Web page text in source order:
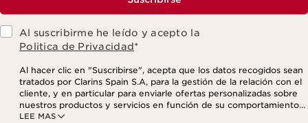
Al suscribirme he leído y acepto la
Politica de Privacidad*
LEE MAS
Al hacer clic en "Suscribirse", acepta que los datos recogidos sean
tratados por Clarins Spain S.A, para la gestión de la relación con el
cliente, y en particular para enviarle ofertas personalizadas sobre
nuestros productos y servicios en función de su comportamiento
de compra, sus hábitos y/o intereses, incluso mediante su